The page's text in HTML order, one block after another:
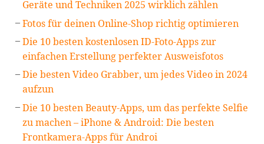
Geräte und Techniken 2025 wirklich zählen
Fotos für deinen Online-Shop richtig optimieren
Die 10 besten kostenlosen ID-Foto-Apps zur
einfachen Erstellung perfekter Ausweisfotos
Die besten Video Grabber, um jedes Video in 2024
aufzun
Die 10 besten Beauty-Apps, um das perfekte Selfie
zu machen – iPhone & Android: Die besten
Frontkamera-Apps für Androi